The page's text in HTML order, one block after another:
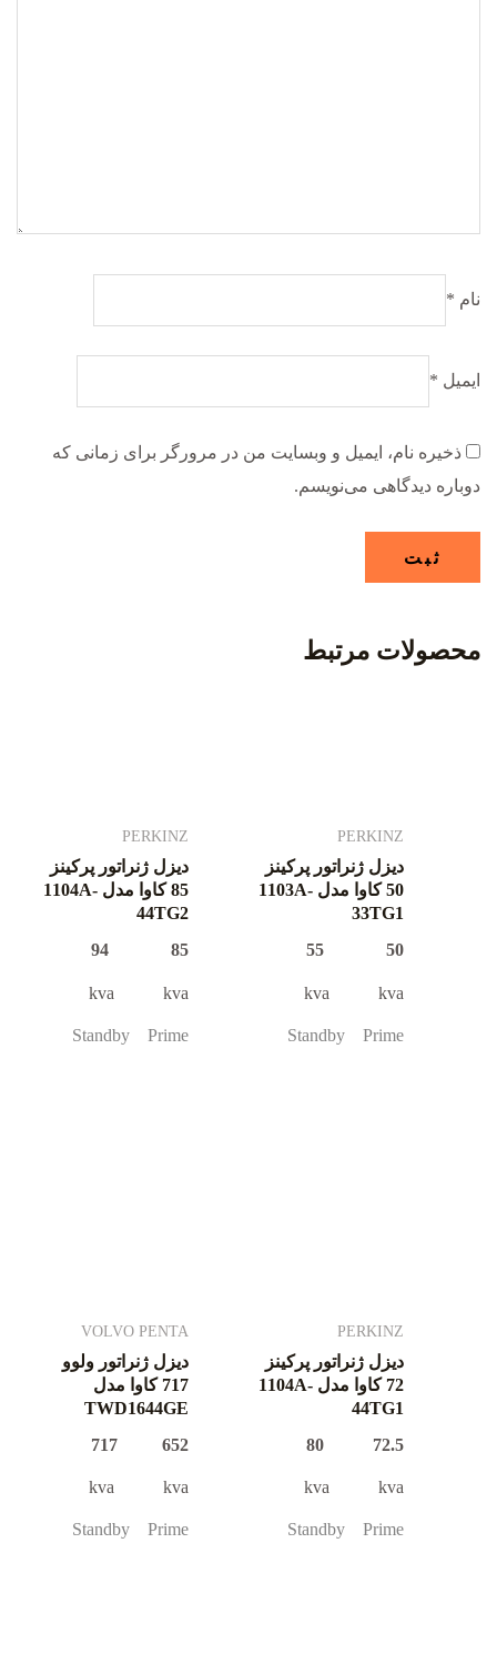
نام *
ایمیل *
ذخیره نام، ایمیل و وبسایت من در مرورگر برای زمانی که
دوباره دیدگاهی می‌نویسم.
محصولات مرتبط
PERKINZ
دیزل ژنراتور پرکینز
50 کاوا مدل 1103A-
33TG1
50 55
kva kva
Standby Prime
PERKINZ
دیزل ژنراتور پرکینز
85 کاوا مدل 1104A-
44TG2
85 94
kva kva
Standby Prime
PERKINZ
دیزل ژنراتور پرکینز
72 کاوا مدل 1104A-
44TG1
72.5 80
kva kva
Standby Prime
VOLVO PENTA
دیزل ژنراتور ولوو
717 کاوا مدل
TWD1644GE
652 717
kva kva
Standby Prime